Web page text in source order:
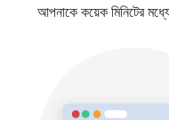
আপনাকে কয়েক মিনিটের